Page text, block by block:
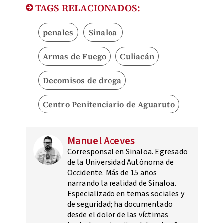
TAGS RELACIONADOS:
penales Sinaloa
Armas de Fuego Culiacán
Decomisos de droga
Centro Penitenciario de Aguaruto
Manuel Aceves
Corresponsal en Sinaloa. Egresado
de la Universidad Autónoma de
Occidente. Más de 15 años
narrando la realidad de Sinaloa.
Especializado en temas sociales y
de seguridad; ha documentado
desde el dolor de las víctimas